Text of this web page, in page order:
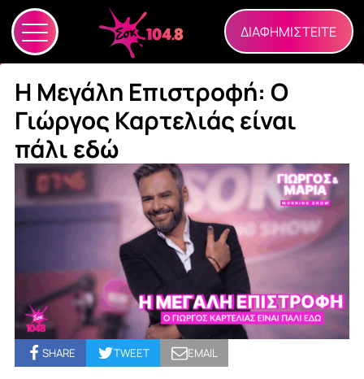
ΔΙΑΦΗΜΙΣΤΕΙΤΕ
Η Μεγάλη Επιστροφή: Ο
Γιώργος Καρτελιάς είναι
πάλι εδώ
SHARE TWEET EMAIL